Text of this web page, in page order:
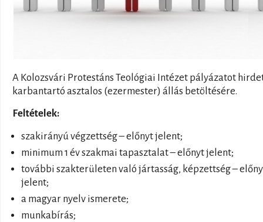
A Kolozsvári Protestáns Teológiai Intézet pályázatot
karbantartó asztalos (ezermester) állás betöltésére.
Feltételek:
szakirányú végzettség – előnyt jelent;
minimum 1 év szakmai tapasztalat – előnyt jelent;
további szakterületen való jártasság, képzettség –
jelent;
a magyar nyelv ismerete;
munkabírás;